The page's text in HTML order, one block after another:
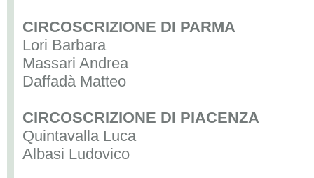
CIRCOSCRIZIONE DI PARMA
Lori Barbara
Massari Andrea
Daffadà Matteo
CIRCOSCRIZIONE DI PIACENZA
Quintavalla Luca
Albasi Ludovico